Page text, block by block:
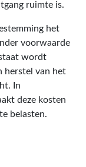
ruimte is.
het
voorwaarde
wordt
herstel van het
In
deze kosten
belasten.